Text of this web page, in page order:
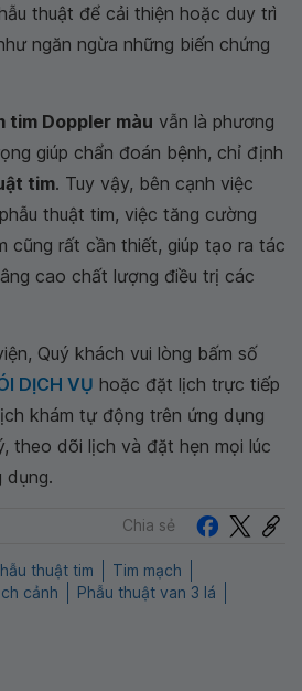
thuật để cải thiện hoặc duy trì
ngăn ngừa những biến chứng
tim Doppler màu vẫn là phương
giúp chẩn đoán bệnh, chỉ định
tim. Tuy vậy, bên cạnh việc
thuật tim, việc tăng cường
cũng rất cần thiết, giúp tạo ra tác
cao chất lượng điều trị các
Quý khách vui lòng bấm số
DỊCH VỤ hoặc đặt lịch trực tiếp
khám tự động trên ứng dụng
theo dõi lịch và đặt hẹn mọi lúc
dụng.
Chia sẻ
thuật tim
Tim mạch
cảnh
Phẫu thuật van 3 lá